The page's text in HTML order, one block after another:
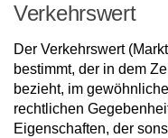
Verkehrswert
Der Verkehrswert
bestimmt, der in dem
bezieht, im
rechtlichen
Eigenschaften, der